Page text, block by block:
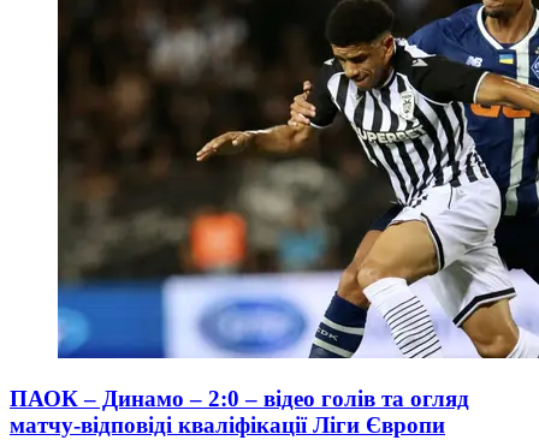
ПАОК – Динамо – 2:0 – відео голів та огляд
матчу-відповіді кваліфікації Ліги Європи